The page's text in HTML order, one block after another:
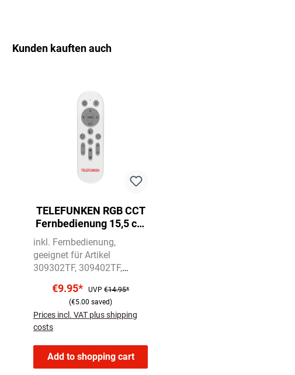
Kunden kauften auch
TELEFUNKEN RGB CCT
Fernbedienung 15,5 cm
weiß
inkl. Fernbedienung
geeignet für Artikel
309302TF, 309402TF,
309702TF
inkl. 2 x AAA
Batterien, inkl. Halter
€9.95* UVP€14.95*
(€5.00 saved)
Prices incl. VAT plus shipping
costs
Add to shopping cart